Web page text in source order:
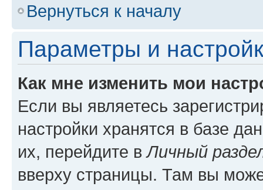
Вернуться к началу
Параметры и
Как мне изменить мои
Если вы являетесь
настройки хранятся в базе
их, перейдите вЛичный
вверху страницы. Там вы